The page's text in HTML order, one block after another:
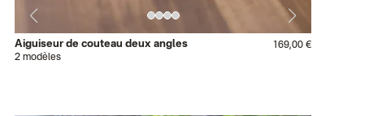
Aiguiseur de couteau deux angles
169,00 €
2 modèles